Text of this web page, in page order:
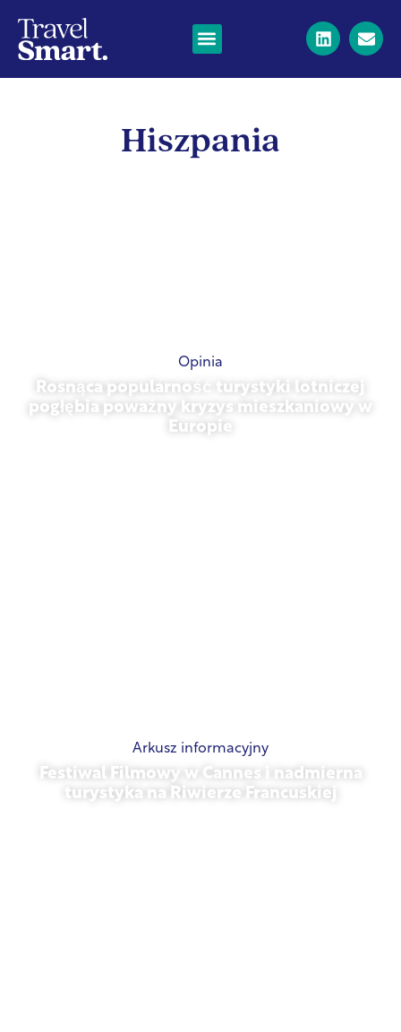
Hiszpania
Opinia
Rosnąca popularność turystyki lotniczej
pogłębia poważny kryzys mieszkaniowy w
Europie
Arkusz informacyjny
Festiwal Filmowy w Cannes i nadmierna
turystyka na Riwierze Francuskiej